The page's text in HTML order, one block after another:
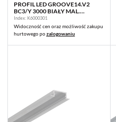
PROFIL LED GROOVE14.V2
BC3/Y 3000 BIAŁY MAL.
RAL9003 /OP
Index: K6000301
Widoczność cen oraz możliwość zakupu
hurtowego pozalogowaniu